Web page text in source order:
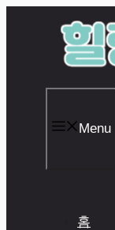
Menu
홈